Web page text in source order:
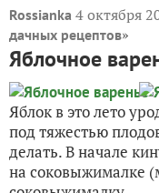
Rossianka 4 октября
дачных рецептов»
Яблочное
Яблок в это лето
под тяжестью
делать. В начале
на соковыжималке